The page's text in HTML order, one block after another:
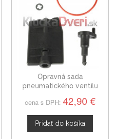
Opravná sada
pneumatického ventilu
11617544805
cena s DPH: 42,90 €
Pridať do košíka